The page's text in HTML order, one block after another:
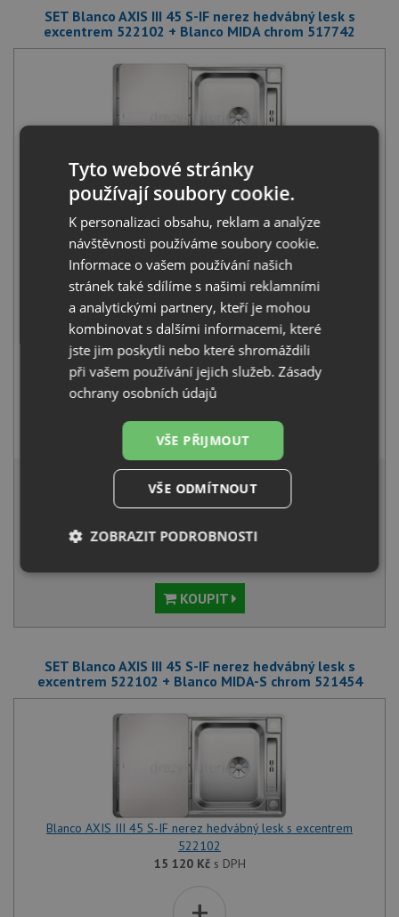
SET Blanco AXIS III 45 S-IF nerez hedvábný lesk s
excentrem 522102 + Blanco MIDA chrom 517742
Blanco AXIS III 45 S-IF nerez hedvábný lesk s excentrem
522102
15 120
s DPH
+
Blanco MIDA chrom 517742
2 331 Kčs DPH
16 578 Kč
KOUPIT
SET Blanco AXIS III 45 S-IF nerez hedvábný lesk s
excentrem 522102 + Blanco MIDA-S chrom 521454
Blanco AXIS III 45 S-IF nerez hedvábný lesk s excentrem
522102
15 120 Kčs DPH
Tyto webové stránky
používají soubory cookie.
K personalizaci obsahu, reklam a analýze
návštěvnosti používáme soubory cookie.
Informace o vašem používání našich
stránek také sdílíme s našimi reklamními
a analytickými partnery, kteří je mohou
kombinovat s dalšími informacemi, které
jste jim poskytli nebo které shromáždili
při vašem používání jejich služeb.Zásady
ochrany osobních údajů
VŠE PŘIJMOUT
VŠE ODMÍTNOUT
ZOBRAZIT PODROBNOSTI
Nezbytně
Výkonové
soubory
Soubory
Funkční soubory
Nezařazené
soubory
Nezbytně nutné soubory
Výkonové soubory
Soubory cílení
Funkční soubory
Nezařazené soubory
funkce webových stránek, jako je přihlášení